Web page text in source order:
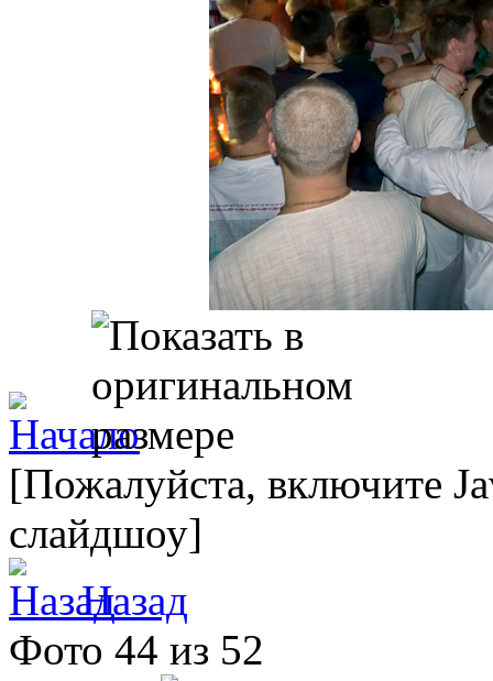
[Пожалуйста, включите
слайдшоу]
Назад
Фото 44 из 52